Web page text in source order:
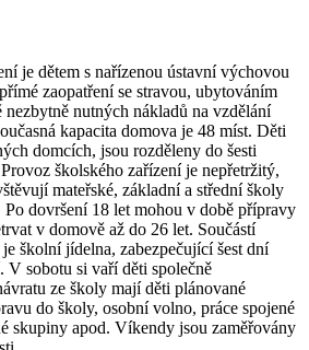
je dětem s nařízenou ústavní výchovou
zaopatření se stravou, ubytováním
nezbytně nutných nákladů na vzdělání
kapacita domova je 48 míst. Děti
domcích, jsou rozděleny do šesti
školského zařízení je nepřetržitý,
mateřské, základní a střední školy
dovršení 18 let mohou v době přípravy
v domově až do 26 let. Součástí
školní jídelna, zabezpečující šest dní
V sobotu si vaří děti společně
ze školy mají děti plánované
do školy, osobní volno, práce spojené
skupiny apod. Víkendy jsou zaměřovány